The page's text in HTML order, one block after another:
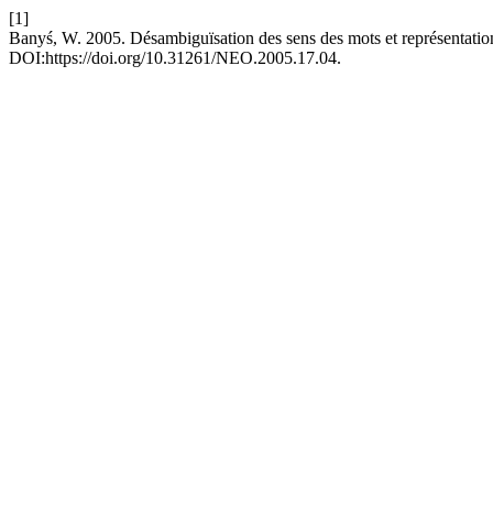
[1]
Banyś, W. 2005. Désambiguïsation des sens des mots et
DOI:https://doi.org/10.31261/NEO.2005.17.04.